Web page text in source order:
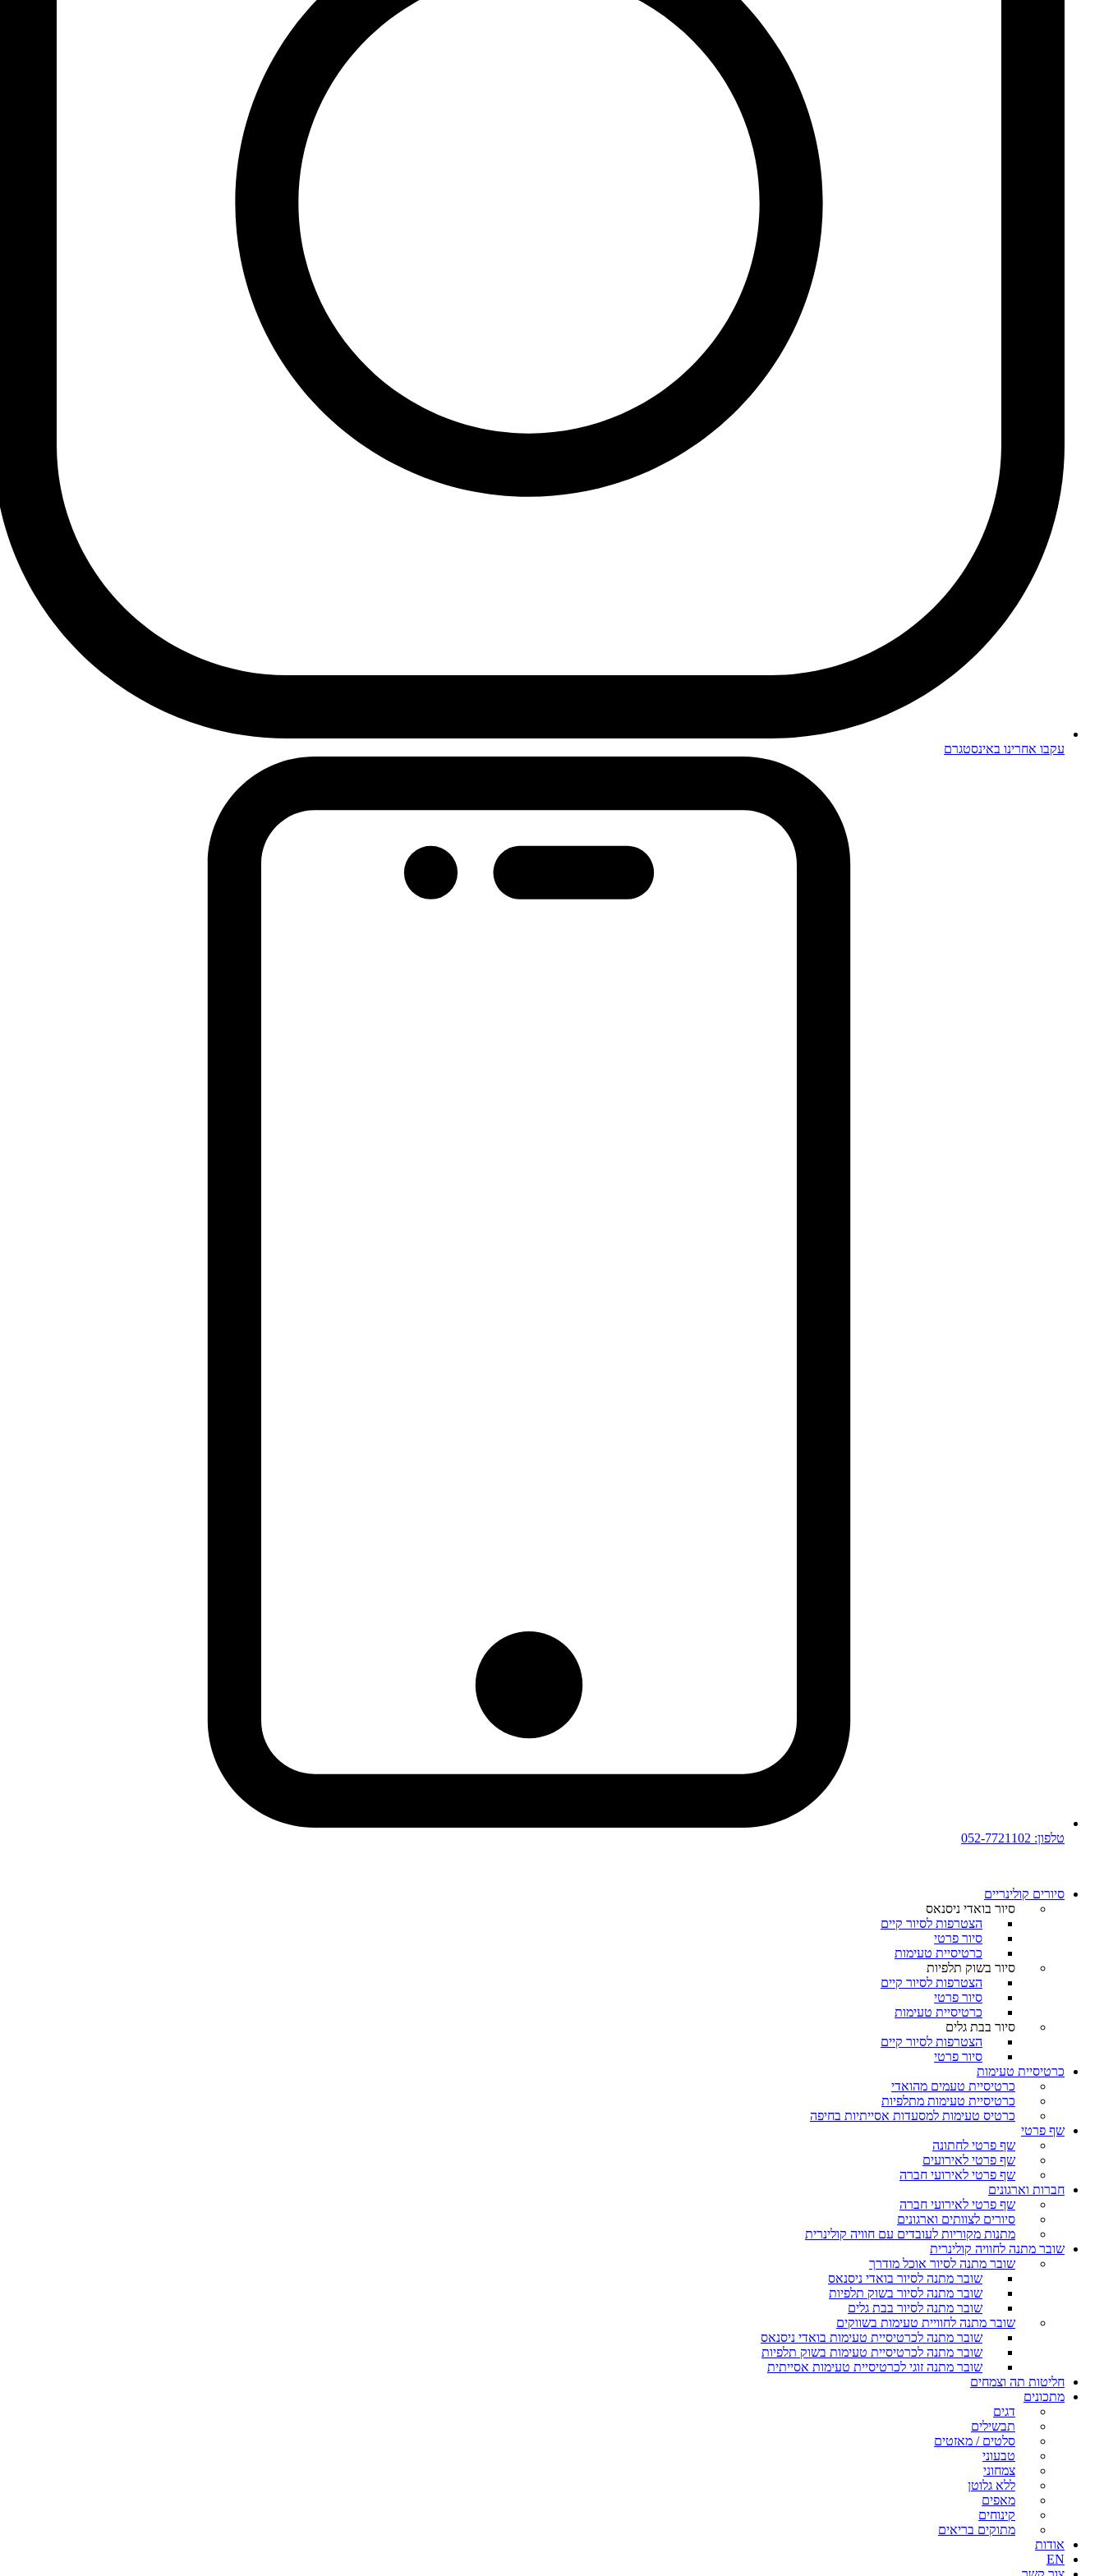
עקבו אחרינו באינסטגרם
טלפון: 052-7721102
סיורים קולינריים​
סיור בואדי ניסנאס
הצטרפות לסיור קיים
סיור פרטי
כרטיסיית טעימות
סיור בשוק תלפיות
הצטרפות לסיור קיים
סיור פרטי
כרטיסיית טעימות
סיור בבת גלים
הצטרפות לסיור קיים
סיור פרטי
כרטיסיית טעימות
כרטיסיית טעמים מהואדי
כרטיסיית טעימות מתלפיות
כרטיס טעימות למסעדות אסייתיות בחיפה
שף פרטי
שף פרטי לחתונה
שף פרטי לאירועים
שף פרטי לאירועי חברה
חברות וארגונים
שף פרטי לאירועי חברה
סיורים לצוותים וארגונים
מתנות מקוריות לעובדים עם חוויה קולינרית
שובר מתנה לחוויה קולינרית
שובר מתנה לסיור אוכל מודרך
שובר מתנה לסיור בואדי ניסנאס
שובר מתנה לסיור בשוק תלפיות
שובר מתנה לסיור בבת גלים
שובר מתנה לחוויית טעימות בשווקים
שובר מתנה לכרטיסיית טעימות בואדי ניסנאס
שובר מתנה לכרטיסיית טעימות בשוק תלפיות
שובר מתנה זוגי לכרטיסיית טעימות אסייתית
חליטות תה וצמחים
מתכונים
דגים
תבשילים
סלטים / מאזטים
טבעוני
צמחוני
ללא גלוטן
מאפים
קינוחים
מתוקים בריאים
אודות
EN